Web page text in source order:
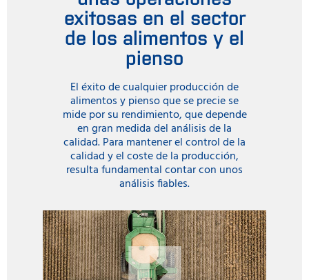
exitosas en el sector
de los alimentos y el
pienso
El éxito de cualquier producción de
alimentos y pienso que se precie se
mide por su rendimiento, que depende
en gran medida del análisis de la
calidad. Para mantener el control de la
calidad y el coste de la producción,
resulta fundamental contar con unos
análisis fiables.